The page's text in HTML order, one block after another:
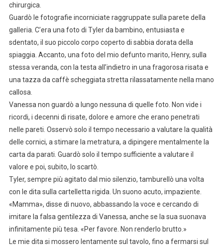
chirurgica.
Guardò le fotografie incorniciate raggruppate sulla parete della
galleria. C’era una foto di Tyler da bambino, entusiasta e
sdentato, il suo piccolo corpo coperto di sabbia dorata della
spiaggia. Accanto, una foto del mio defunto marito, Henry, sulla
stessa veranda, con la testa all’indietro in una fragorosa risata e
una tazza da caffè scheggiata stretta rilassatamente nella mano
callosa.
Vanessa non guardò a lungo nessuna di quelle foto. Non vide i
ricordi, i decenni di risate, dolore e amore che erano penetrati
nelle pareti. Osservò solo il tempo necessario a valutare la qualità
delle cornici, a stimare la metratura, a dipingere mentalmente la
carta da parati. Guardò solo il tempo sufficiente a valutare il
valore e poi, subito, lo scartò.
Tyler, sempre più agitato dal mio silenzio, tamburellò una volta
con le dita sulla cartelletta rigida. Un suono acuto, impaziente.
«Mamma», disse di nuovo, abbassando la voce e cercando di
imitare la falsa gentilezza di Vanessa, anche se la sua suonava
infinitamente più tesa. «Per favore. Non renderlo brutto.»
Le mie dita si mossero lentamente sul tavolo, fino a fermarsi sul